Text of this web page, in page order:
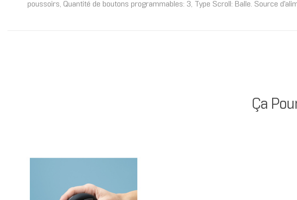
poussoirs, Quantité de boutons programmables: 3, Type Scroll: Balle. Source
Ça